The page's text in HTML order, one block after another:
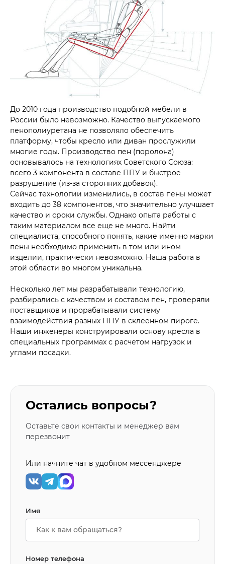
До 2010 года производство подобной мебели в
России было невозможно. Качество выпускаемого
пенополиуретана не позволяло обеспечить
платформу, чтобы кресло или диван прослужили
многие годы. Производство пен (поролона)
основывалось на технологиях Советского Союза:
всего 3 компонента в составе ППУ и быстрое
разрушение (из-за сторонних добавок).
Сейчас технологии изменились, в состав пены может
входить до 38 компонентов, что значительно улучшает
качество и сроки службы. Однако опыта работы с
таким материалом все еще не много. Найти
специалиста, способного понять, какие именно марки
пены необходимо применить в том или ином
изделии, практически невозможно. Наша работа в
этой области во многом уникальна.
Несколько лет мы разрабатывали технологию,
разбирались с качеством и составом пен, проверяли
поставщиков и прорабатывали систему
взаимодействия разных ППУ в склеенном пироге.
Наши инженеры конструировали основу кресла в
специальных программах с расчетом нагрузок и
углами посадки.
Остались вопросы?
Оставьте свои контакты и менеджер вам
перезвонит
Или начните чат в удобном мессенджере
Имя
Номер телефона